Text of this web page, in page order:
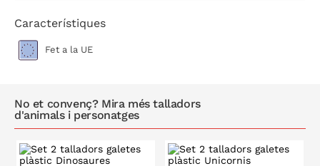
Característiques
Fet a la UE
No et convenç? Mira més talladors
d'animals i personatges